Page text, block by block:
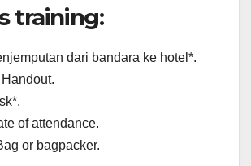
training:
dari bandara ke hotel*.
of attendance.
or bagpacker.